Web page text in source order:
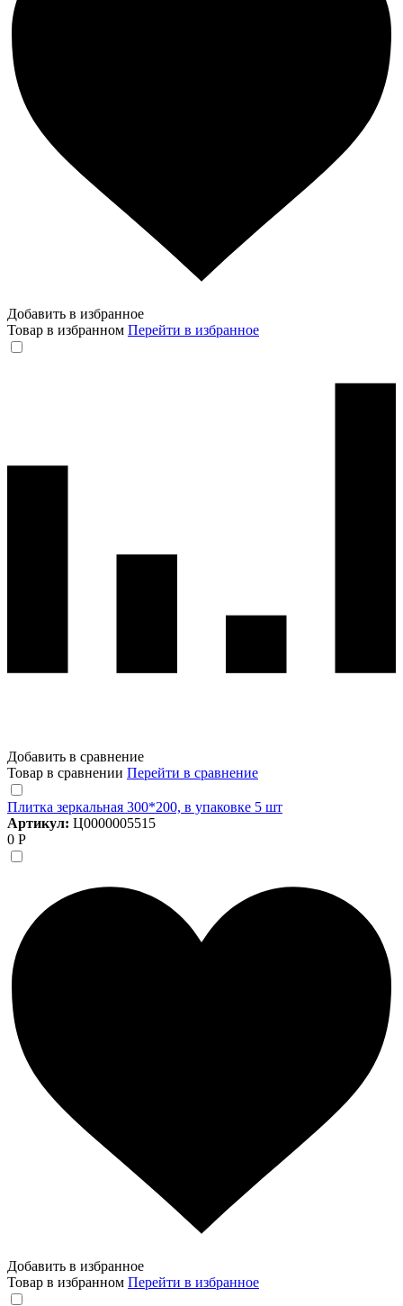
Добавить в избранное
Товар в избранном Перейти в избранное
Добавить в сравнение
Товар в сравнении Перейти в сравнение
Плитка зеркальная 300*200, в упаковке 5 шт
Артикул: Ц0000005515
0 Р
Добавить в избранное
Товар в избранном Перейти в избранное